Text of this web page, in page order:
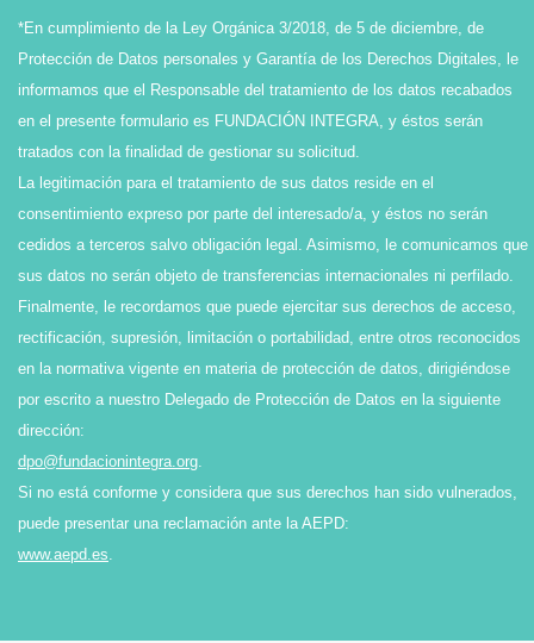
*En cumplimiento de la Ley Orgánica 3/2018, de 5 de diciembre, de
Protección de Datos personales y Garantía de los Derechos Digitales, le
informamos que el Responsable del tratamiento de los datos recabados
en el presente formulario es FUNDACIÓN INTEGRA, y éstos serán
tratados con la finalidad de gestionar su solicitud.
La legitimación para el tratamiento de sus datos reside en el
consentimiento expreso por parte del interesado/a, y éstos no serán
cedidos a terceros salvo obligación legal. Asimismo, le comunicamos que
sus datos no serán objeto de transferencias internacionales ni perfilado.
Finalmente, le recordamos que puede ejercitar sus derechos de acceso,
rectificación, supresión, limitación o portabilidad, entre otros reconocidos
en la normativa vigente en materia de protección de datos, dirigiéndose
por escrito a nuestro Delegado de Protección de Datos en la siguiente
dirección:
dpo@fundacionintegra.org
Si no está conforme y considera que sus derechos han sido vulnerados,
puede presentar una reclamación ante la AEPD:
www.aepd.es